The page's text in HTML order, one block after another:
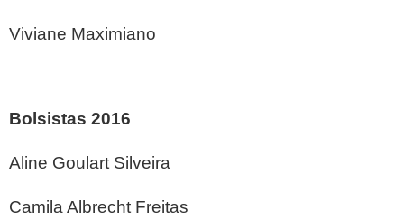
Viviane Maximiano
Bolsistas 2016
Aline Goulart Silveira
Camila Albrecht Freitas